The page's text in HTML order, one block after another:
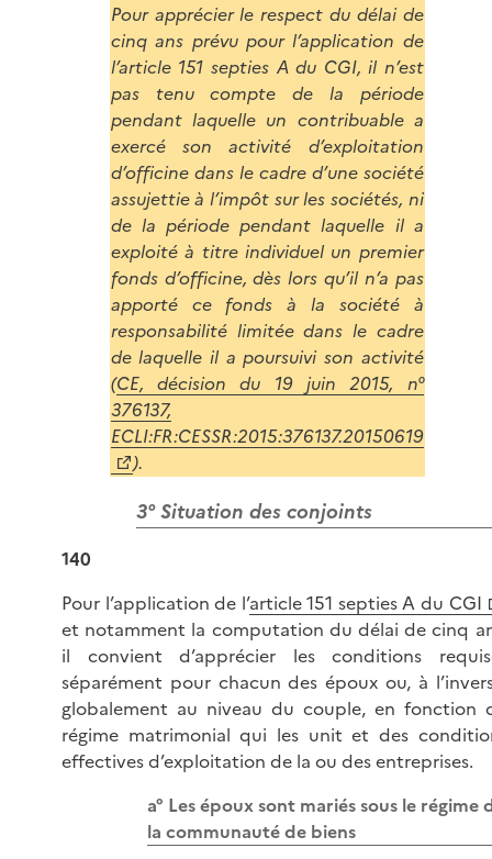
Pour apprécier le respect du délai de
cinq ans prévu pour l’application de
l’article 151 septies A du CGI, il n’est
pas tenu compte de la période
pendant laquelle un contribuable a
exercé son activité d’exploitation
d’officine dans le cadre d’une société
assujettie à l’impôt sur les sociétés, ni
de la période pendant laquelle il a
exploité à titre individuel un premier
fonds d’officine, dès lors qu’il n’a pas
apporté ce fonds à la société à
responsabilité limitée dans le cadre
de laquelle il a poursuivi son activité
(CE, décision du 19 juin 2015, n°
376137,
ECLI:FR:CESSR:2015:376137.20150619
).
3° Situation des conjoints
140
Pour l’application de l’article 151 septies A du CGI
et notamment la computation du délai de cinq
il convient d’apprécier les conditions
séparément pour chacun des époux ou, à
globalement au niveau du couple, en fonction
régime matrimonial qui les unit et des
effectives d’exploitation de la ou des entreprises.
a° Les époux sont mariés sous le régime
la communauté de biens